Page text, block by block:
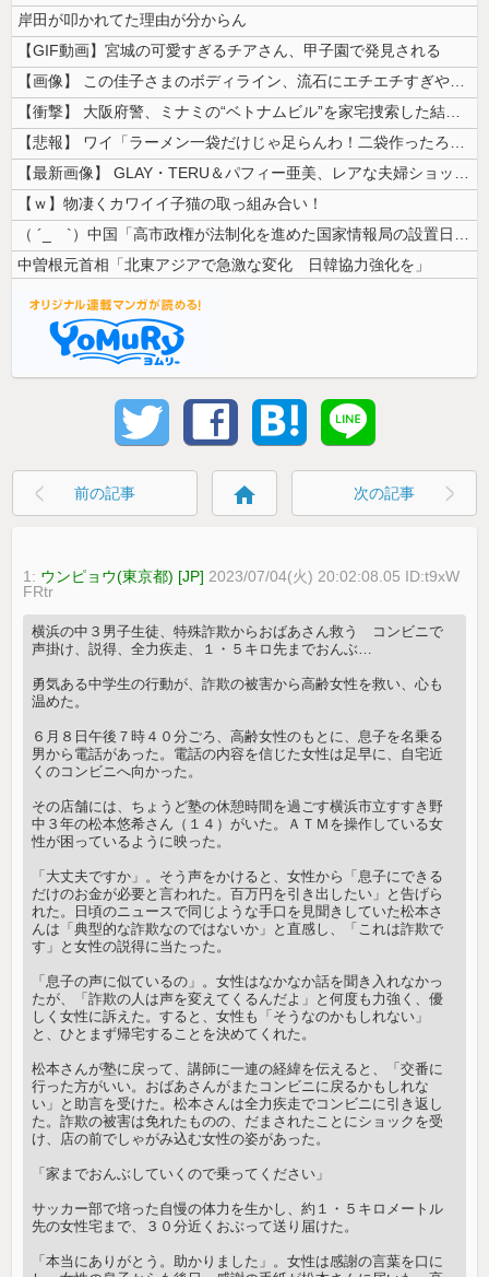
岸田が叩かれてた理由が分からん
【GIF動画】宮城の可愛すぎるチアさん、甲子園で発見される
【画像】 この佳子さまのボディライン、流石にエチエチすぎやろ！
【衝撃】 大阪府警、ミナミの“ベトナムビル”を家宅捜索した結果・・・・...
【悲報】 ワイ「ラーメン一袋だけじゃ足らんわ！二袋作ったろ！」→結果ｗ...
【最新画像】 GLAY・TERU＆パフィー亜美、レアな夫婦ショットを公...
【ｗ】物凄くカワイイ子猫の取っ組み合い！
（ ´_ゝ`）中国「高市政権が法制化を進めた国家情報局の設置日が7月3...
中曽根元首相「北東アジアで急激な変化 日韓協力強化を」
前の記事 home 次の記事
1: ウンピョウ(東京都) [JP] 2023/07/04(火) 20:02:08.05 ID:t9xW
FRtr
横浜の中３男子生徒、特殊詐欺からおばあさん救う コンビニで
声掛け、説得、全力疾走、１・５キロ先までおんぶ…
勇気ある中学生の行動が、詐欺の被害から高齢女性を救い、心も
温めた。
６月８日午後７時４０分ごろ、高齢女性のもとに、息子を名乗る
男から電話があった。電話の内容を信じた女性は足早に、自宅近
くのコンビニへ向かった。
その店舗には、ちょうど塾の休憩時間を過ごす横浜市立すすき野
中３年の松本悠希さん（１４）がいた。ＡＴＭを操作している女
性が困っているように映った。
「大丈夫ですか」。そう声をかけると、女性から「息子にできる
だけのお金が必要と言われた。百万円を引き出したい」と告げら
れた。日頃のニュースで同じような手口を見聞きしていた松本さ
んは「典型的な詐欺なのではないか」と直感し、「これは詐欺で
す」と女性の説得に当たった。
「息子の声に似ているの」。女性はなかなか話を聞き入れなかっ
たが、「詐欺の人は声を変えてくるんだよ」と何度も力強く、優
しく女性に訴えた。すると、女性も「そうなのかもしれない」
と、ひとまず帰宅することを決めてくれた。
松本さんが塾に戻って、講師に一連の経緯を伝えると、「交番に
行った方がいい。おばあさんがまたコンビニに戻るかもしれな
い」と助言を受けた。松本さんは全力疾走でコンビニに引き返し
た。詐欺の被害は免れたものの、だまされたことにショックを受
け、店の前でしゃがみ込む女性の姿があった。
「家までおんぶしていくので乗ってください」
サッカー部で培った自慢の体力を生かし、約１・５キロメートル
先の女性宅まで、３０分近くおぶって送り届けた。
「本当にありがとう。助かりました」。女性は感謝の言葉を口に